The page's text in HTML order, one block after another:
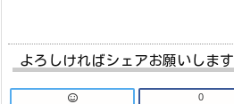
よろしければシェアお願いします
0